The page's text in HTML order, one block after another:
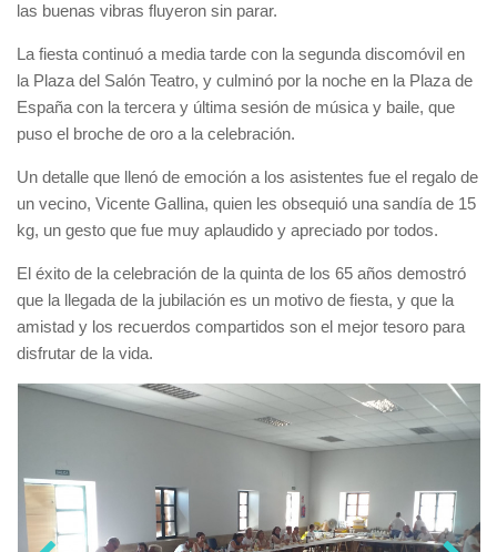
las buenas vibras fluyeron sin parar.
La fiesta continuó a media tarde con la segunda discomóvil en
la Plaza del Salón Teatro, y culminó por la noche en la Plaza de
España con la tercera y última sesión de música y baile, que
puso el broche de oro a la celebración.
Un detalle que llenó de emoción a los asistentes fue el regalo de
un vecino, Vicente Gallina, quien les obsequió una sandía de 15
kg, un gesto que fue muy aplaudido y apreciado por todos.
El éxito de la celebración de la quinta de los 65 años demostró
que la llegada de la jubilación es un motivo de fiesta, y que la
amistad y los recuerdos compartidos son el mejor tesoro para
disfrutar de la vida.